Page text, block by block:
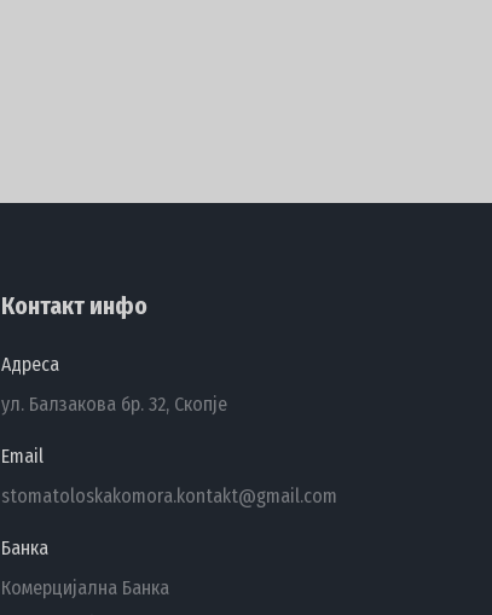
Контакт инфо
Адреса
ул. Балзакова бр. 32, Скопје
Email
stomatoloskakomora.kontakt@gmail.com
Банка
Комерцијална Банка